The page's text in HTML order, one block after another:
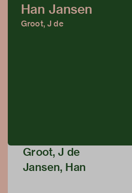
Han Jansen
Groot, J de
Groot, J de
Jansen, Han